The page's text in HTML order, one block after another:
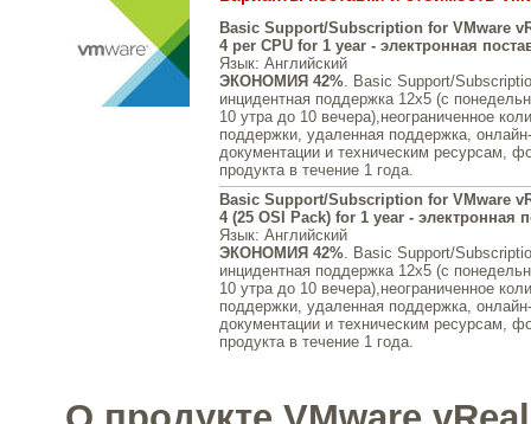
Basic Support/Subscription for VMware
4 per CPU for 1 year - электронная
Язык: Английский
ЭКОНОМИЯ 42%. Basic Support/
инцидентная поддержка 12x5 (с
10 утра до 10 вечера),неограниченное
поддержки, удаленная поддержка,
документации и техническим ресурсам,
продукта в течение 1 года.
Basic Support/Subscription for VMware
4 (25 OSI Pack) for 1 year - электронная
Язык: Английский
ЭКОНОМИЯ 42%. Basic Support/
инцидентная поддержка 12x5 (с
10 утра до 10 вечера),неограниченное
поддержки, удаленная поддержка,
документации и техническим ресурсам,
продукта в течение 1 года.